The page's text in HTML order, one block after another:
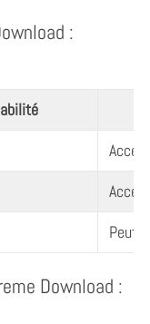
:
Peut
Download :